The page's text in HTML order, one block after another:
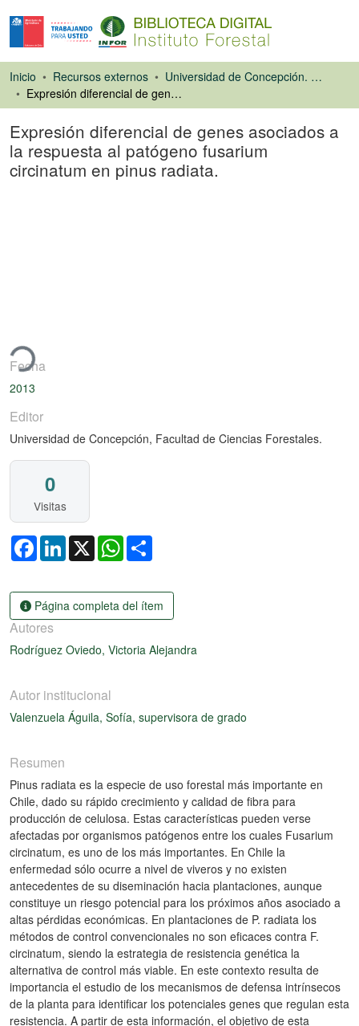
Inicio Recursos externos
Universidad de Concepción. Facultad de Ciencias Forestales
Expresión diferencial de genes asociados a la respuesta al patógeno fusarium circinatum en pinus radiata.
Expresión diferencial de genes asociados a
la respuesta al patógeno fusarium
circinatum en pinus radiata.
Cargando...
Fecha
2013
Editor
Universidad de Concepción, Facultad de Ciencias Forestales.
0
Visitas
FacebookLinkedIn
X WhatsApp
Página completa del ítem
Autores
Rodríguez Oviedo, Victoria Alejandra
Autor institucional
Valenzuela Águila, Sofía, supervisora de grado
Resumen
Pinus radiata es la especie de uso forestal más importante en
Chile, dado su rápido crecimiento y calidad de fibra para
producción de celulosa. Estas características pueden verse
afectadas por organismos patógenos entre los cuales Fusarium
circinatum, es uno de los más importantes. En Chile la
enfermedad sólo ocurre a nivel de viveros y no existen
antecedentes de su diseminación hacia plantaciones, aunque
constituye un riesgo potencial para los próximos años asociado a
altas pérdidas económicas. En plantaciones de P. radiata los
métodos de control convencionales no son eficaces contra F.
circinatum, siendo la estrategia de resistencia genética la
alternativa de control más viable. En este contexto resulta de
importancia el estudio de los mecanismos de defensa intrínsecos
de la planta para identificar los potenciales genes que regulan esta
resistencia. A partir de esta información, el objetivo de esta